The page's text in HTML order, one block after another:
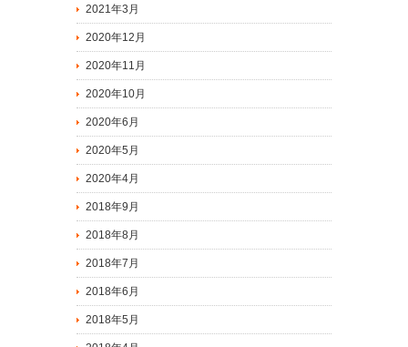
2021年3月
2020年12月
2020年11月
2020年10月
2020年6月
2020年5月
2020年4月
2018年9月
2018年8月
2018年7月
2018年6月
2018年5月